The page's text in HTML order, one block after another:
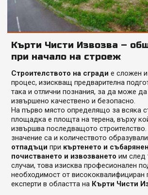
Кърти Чисти Извозва –
при начало на строеж
Строителството на сгради е сложен
процес, изискващ предварителна
така и отлични познания, за да може
извършено качествено и безопасно.
На първо място определящо за всяка
площадка е площта на терена, върху
извършва последващото
значение са и количеството
отпадъци при къртенето и
почистването и извозването им след
случаи, това изисква професионален
необходимост от висококвалифициран
експерти в областта на Кърти Чисти